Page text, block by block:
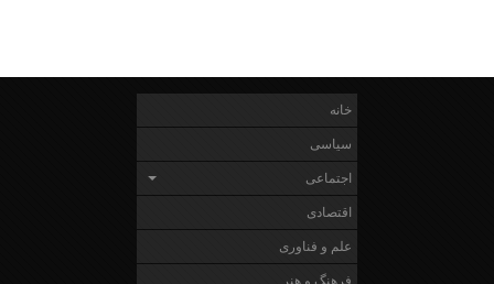
خانه
سیاسی
اجتماعی
اقتصادی
علم و فناوری
فرهنگ و هنر